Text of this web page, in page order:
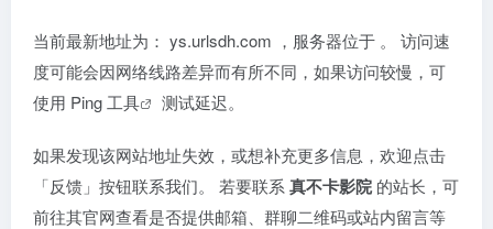
当前最新地址为： ys.urlsdh.com ，服务器位于 。 访问速
度可能会因网络线路差异而有所不同，如果访问较慢，可
使用 Ping 工具 测试延迟。
如果发现该网站地址失效，或想补充更多信息，欢迎点击
「反馈」按钮联系我们。 若要联系 真不卡影院的站长，可
前往其官网查看是否提供邮箱、群聊二维码或站内留言等